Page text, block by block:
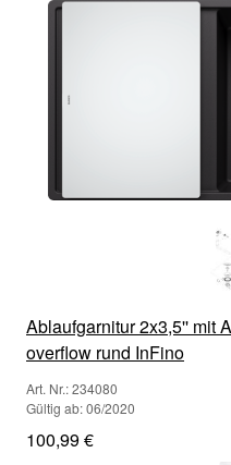
Ablaufgarnitur 2x3,5'' mit
overflow rund InFino
Art. Nr.: 234080
Gültig ab: 06/2020
100,99 €